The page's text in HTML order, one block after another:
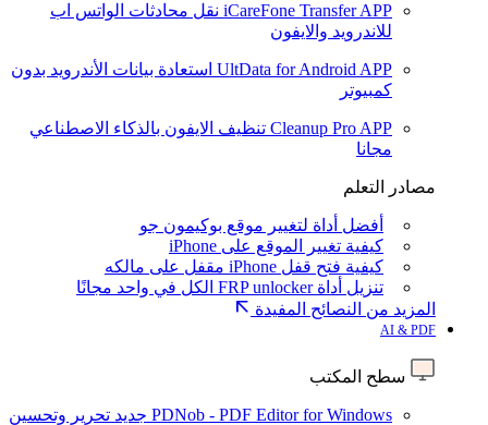
iCareFone Transfer APP نقل محادثات الواتس اب
للاندرويد والايفون
UltData for Android APP استعادة بيانات الأندرويد بدون
كمبيوتر
Cleanup Pro APP تنظيف الايفون بالذكاء الاصطناعي
مجانا
مصادر التعلم
أفضل أداة لتغيير موقع بوكيمون جو
كيفية تغيير الموقع على iPhone
كيفية فتح قفل iPhone مقفل على مالكه
تنزيل أداة FRP unlocker الكل في واحد مجانًا
المزيد من النصائح المفيدة
AI & PDF
سطح المكتب
PDNob - PDF Editor for Windows جديد تحرير وتحسين